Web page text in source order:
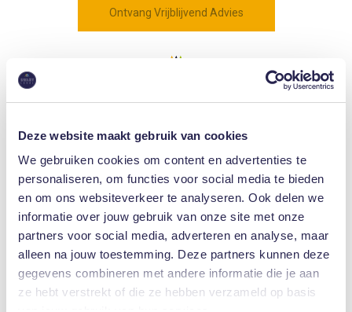
Deze website maakt gebruik van cookies
We gebruiken cookies om content en advertenties te
personaliseren, om functies voor social media te bieden
en om ons websiteverkeer te analyseren. Ook delen we
informatie over jouw gebruik van onze site met onze
partners voor social media, adverteren en analyse, maar
alleen na jouw toestemming. Deze partners kunnen deze
gegevens combineren met andere informatie die je aan
ze hebt verstrekt of die ze hebben verzameld op basis
Ontvang Vrijblijvend Advies
9.2/10
150 beoordelingen